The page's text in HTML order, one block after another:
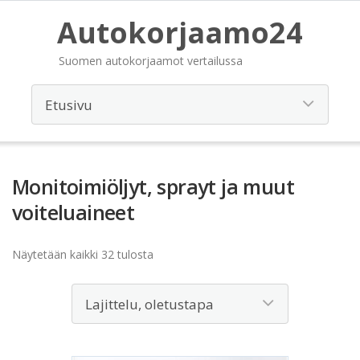
Autokorjaamo24
Suomen autokorjaamot vertailussa
Monitoimiöljyt, sprayt ja muut
voiteluaineet
Näytetään kaikki 32 tulosta